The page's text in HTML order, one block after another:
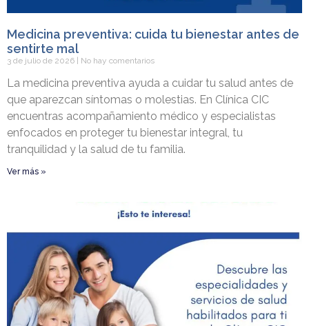
Medicina preventiva: cuida tu bienestar antes de
sentirte mal
3 de julio de 2026 No hay comentarios
La medicina preventiva ayuda a cuidar tu salud antes de
que aparezcan síntomas o molestias. En Clínica CIC
encuentras acompañamiento médico y especialistas
enfocados en proteger tu bienestar integral, tu
tranquilidad y la salud de tu familia.
Ver más »